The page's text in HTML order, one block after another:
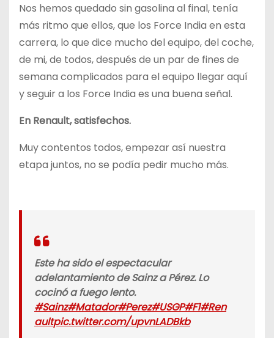
Nos hemos quedado sin gasolina al final, tenía
más ritmo que ellos, que los Force India en esta
carrera, lo que dice mucho del equipo, del coche,
de mi, de todos, después de un par de fines de
semana complicados para el equipo llegar aquí
y seguir a los Force India es una buena señal.
En Renault, satisfechos.
Muy contentos todos, empezar así nuestra
etapa juntos, no se podía pedir mucho más.
Este ha sido el espectacular
adelantamiento de Sainz a Pérez. Lo
cocinó a fuego lento.
#Sainz#Matador#Perez#USGP#F1#Ren
aultpic.twitter.com/upvnLADBkb